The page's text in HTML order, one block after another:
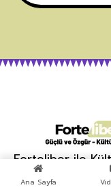
Forteliber ile
ETIKETLER
Ana Sayfa